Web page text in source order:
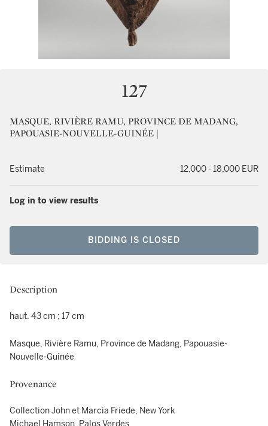
127
MASQUE, RIVIÈRE RAMU, PROVINCE DE MADANG,
PAPOUASIE-NOUVELLE-GUINÉE |
Estimate 12,000 - 18,000 EUR
Log in to view results
BIDDING IS CLOSED
Description
haut. 43 cm ; 17 cm
Masque, Rivière Ramu, Province de Madang, Papouasie-
Nouvelle-Guinée
Provenance
Collection John et Marcia Friede, New York
Michael Hamson, Palos Verdes